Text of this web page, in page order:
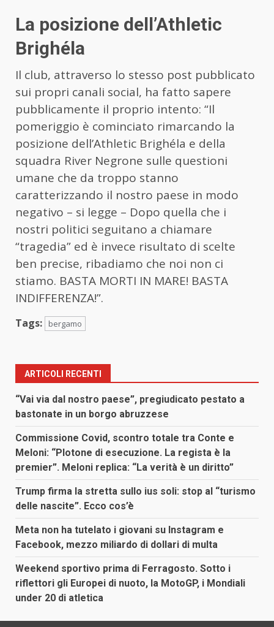
La posizione dell’Athletic
Brighéla
Il club, attraverso lo stesso post pubblicato
sui propri canali social, ha fatto sapere
pubblicamente il proprio intento: “Il
pomeriggio è cominciato rimarcando la
posizione dell’Athletic Brighéla e della
squadra River Negrone sulle questioni
umane che da troppo stanno
caratterizzando il nostro paese in modo
negativo – si legge – Dopo quella che i
nostri politici seguitano a chiamare
“tragedia” ed è invece risultato di scelte
ben precise, ribadiamo che noi non ci
stiamo. BASTA MORTI IN MARE! BASTA
INDIFFERENZA!”.
Tags: bergamo
ARTICOLI RECENTI
“Vai via dal nostro paese”, pregiudicato pestato a
bastonate in un borgo abruzzese
Commissione Covid, scontro totale tra Conte e
Meloni: “Plotone di esecuzione. La regista è la
premier”. Meloni replica: “La verità è un diritto”
Trump firma la stretta sullo ius soli: stop al “turismo
delle nascite”. Ecco cos’è
Meta non ha tutelato i giovani su Instagram e
Facebook, mezzo miliardo di dollari di multa
Weekend sportivo prima di Ferragosto. Sotto i
riflettori gli Europei di nuoto, la MotoGP, i Mondiali
under 20 di atletica